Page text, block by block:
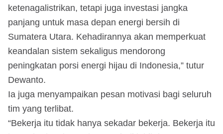
ketenagalistrikan, tetapi juga investasi jangka
panjang untuk masa depan energi bersih di
Sumatera Utara. Kehadirannya akan memperkuat
keandalan sistem sekaligus mendorong
peningkatan porsi energi hijau di Indonesia,” tutur
Dewanto.
Ia juga menyampaikan pesan motivasi bagi seluruh
tim yang terlibat.
“Bekerja itu tidak hanya sekadar bekerja. Bekerja itu